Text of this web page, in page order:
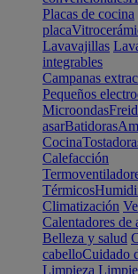
Placas de cocina
placa
Lavavajillas
integrables
Campanas
Pequeños
Microondas
asarBatidoras
Cocina
Calefacción
Térmicos
Climatización
Calentadores de
Belleza y salud
cabelloCuidado
Limpieza